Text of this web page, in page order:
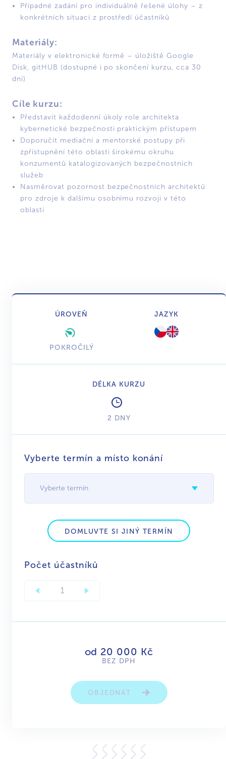
Případné zadání pro individuálně řešené úlohy – z
konkrétních situací z prostředí účastníků
Materiály:
Materiály v elektronické formě – úložiště Google
Disk, gitHUB (dostupné i po skončení kurzu, cca 30
dní)
Cíle kurzu:
Představit každodenní úkoly role architekta
kybernetické bezpečnosti praktickým přístupem
Doporučit mediační a mentorské postupy při
zpřístupnění této oblasti širokému okruhu
konzumentů katalogizovaných bezpečnostních
služeb
Nasměrovat pozornost bezpečnostních architektů
pro zdroje k dalšímu osobnímu rozvoji v této
oblasti
ÚROVEŇ
POKROČILÝ
JAZYK
DÉLKA KURZU
2 DNY
Vyberte termín a místo konání
Vyberte termín
DOMLUVTE SI JINÝ TERMÍN
Počet účastníků
od 20 000 Kč
BEZ DPH
OBJEDNAT